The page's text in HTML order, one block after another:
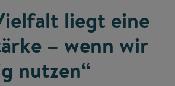
liegt eine
– wenn wir
nutzen“